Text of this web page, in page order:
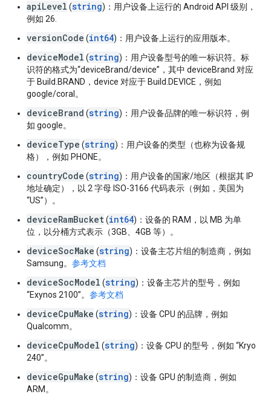
apiLevel (string)：用户设备上运行的 Android API 级别，
例如 26.
versionCode (int64)：用户设备上运行的应用版本。
deviceModel (string)：用户设备型号的唯一标识符。标
识符的格式为“deviceBrand/device”，其中 deviceBrand 对应
于 Build.BRAND，device 对应于 Build.DEVICE，例如
google/coral。
deviceBrand (string)：用户设备品牌的唯一标识符，例
如 google。
deviceType (string)：用户设备的类型（也称为设备规
格），例如 PHONE。
countryCode (string)：用户设备的国家/地区（根据其 IP
地址确定），以 2 字母 ISO-3166 代码表示（例如，美国为
“US”）。
deviceRamBucket(int64)：设备的 RAM，以 MB 为单
位，以分桶方式表示（3GB、4GB 等）。
deviceSocMake (string)：设备主芯片组的制造商，例如
Samsung。 参考文档
deviceSocModel (string)：设备主芯片的型号，例如
“Exynos 2100”。 参考文档
deviceCpuMake (string)：设备 CPU 的品牌，例如
Qualcomm。
deviceCpuModel (string)：设备 CPU 的型号，例如 “Kryo
240”。
deviceGpuMake (string)：设备 GPU 的制造商，例如
ARM。